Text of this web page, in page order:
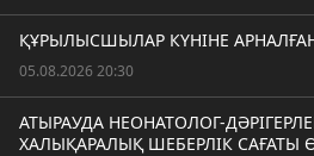
ҚҰРЫЛЫСШЫЛАР КҮНІНЕ
05.08.2026 20:30
АТЫРАУДА НЕОНАТОЛОГ-
ХАЛЫҚАРАЛЫҚ ШЕБЕРЛІК САҒАТЫ